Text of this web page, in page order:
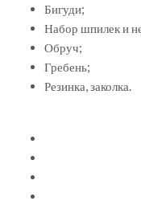
Бигуди;
Набор шпилек и
Обруч;
Гребень;
Резинка, заколка.